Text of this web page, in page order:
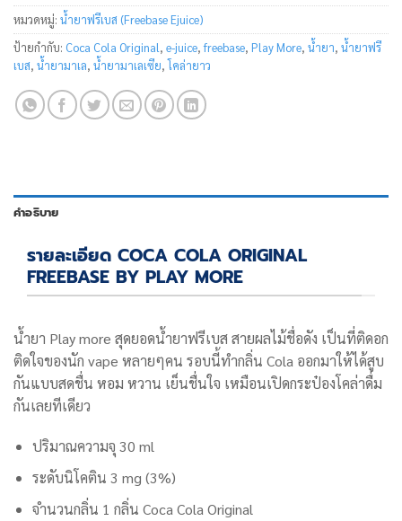
หมวดหมู่: น้ำยาฟรีเบส (Freebase Ejuice)
ป้ายกำกับ: Coca Cola Original, e-juice,freebase, Play More, น้ำยา, น้ำยาฟรี
เบส, น้ำยามาเล, น้ำยามาเลเซีย,โคล่ายาว
คำอธิบาย
รายละเอียด COCA COLA ORIGINAL
FREEBASE BY PLAY MORE
น้ำยา Play more สุดยอดน้ำยาฟรีเบส สายผลไม้ชื่อดัง เป็นที่ติดอก
ติดใจของนัก vape หลายๆคน รอบนี้ทำกลิ่น Cola ออกมาให้ได้สูบ
กันแบบสดชื่น หอม หวาน เย็นชื่นใจ เหมือนเปิดกระป๋องโคล่าดื่ม
กันเลยทีเดียว
ปริมาณความจุ 30 ml
ระดับนิโคติน 3 mg (3%)
จำนวนกลิ่น 1 กลิ่น Coca Cola Original